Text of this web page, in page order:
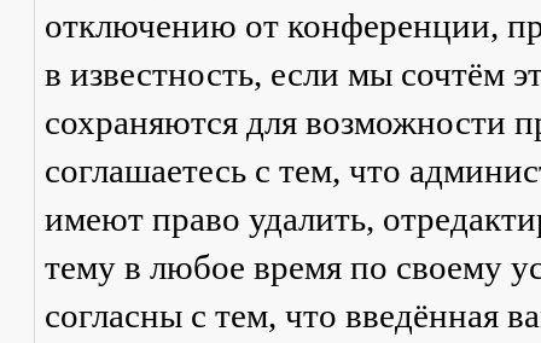
отключению от конференции,
в известность, если мы сочтём
сохраняются для возможности
соглашаетесь с тем, что
имеют право удалить,
тему в любое время по своему
согласны с тем, что введённая